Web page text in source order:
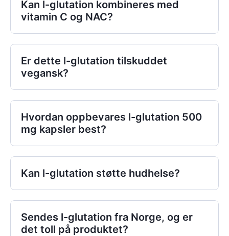
Kan l-glutation kombineres med
vitamin C og NAC?
Er dette l-glutation tilskuddet
vegansk?
Hvordan oppbevares l-glutation 500
mg kapsler best?
Kan l-glutation støtte hudhelse?
Sendes l-glutation fra Norge, og er
det toll på produktet?